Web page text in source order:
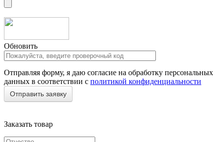
Обновить
Отправляя форму, я даю согласие на обработку персональных
данных в соответствии с политикой конфиденциальности
Заказать товар